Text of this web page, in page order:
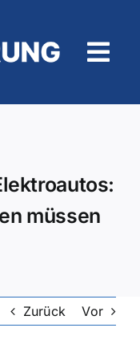
müssen
Zurück Vor